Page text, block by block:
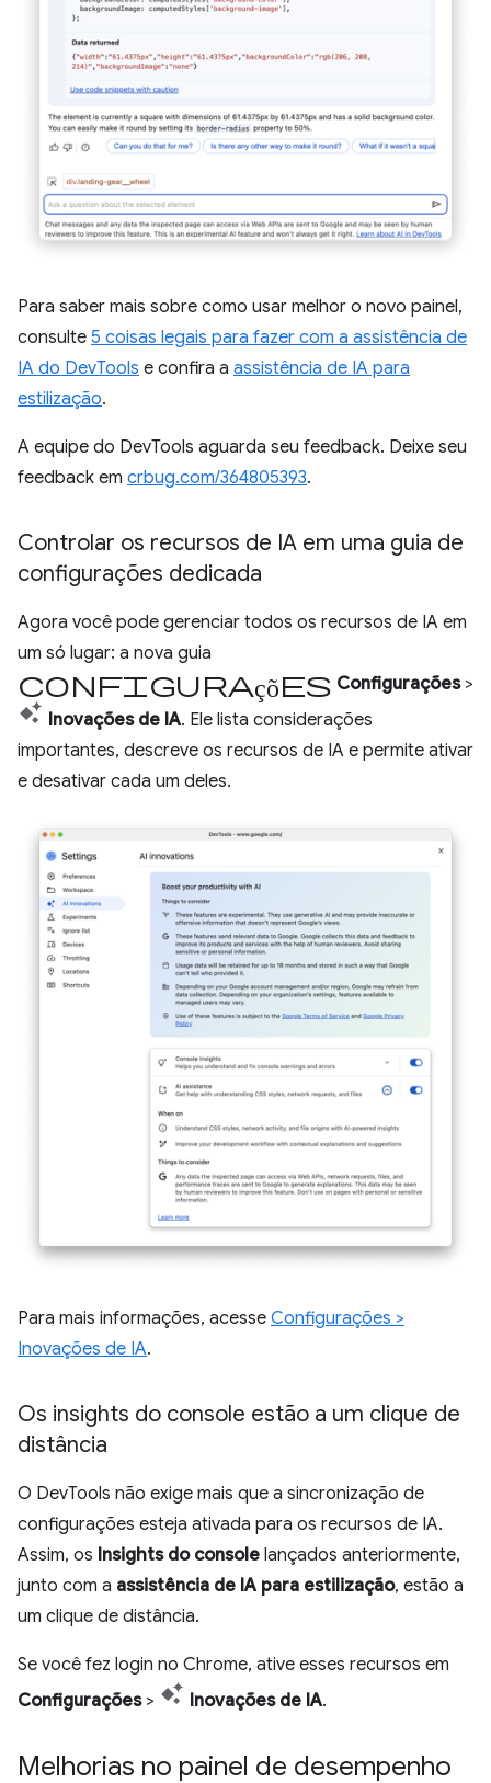
Para saber mais sobre como usar melhor o novo painel,
consulte 5 coisas legais para fazer com a assistência de
IA do DevTools e confira a assistência de IA para
estilização.
A equipe do DevTools aguarda seu feedback. Deixe seu
feedback em crbug.com/364805393.
Controlar os recursos de IA em uma guia de
configurações dedicada
Agora você pode gerenciar todos os recursos de IA em
um só lugar: a nova guia
Configurações Configurações>
Inovações de IA. Ele lista considerações
importantes, descreve os recursos de IA e permite ativar
e desativar cada um deles.
Para mais informações, acesse Configurações >
Inovações de IA.
Os insights do console estão a um clique de
distância
O DevTools não exige mais que a sincronização de
configurações esteja ativada para os recursos de IA.
Assim, os Insights do console lançados anteriormente,
junto com a assistência de IA para estilização, estão a
um clique de distância.
Se você fez login no Chrome, ative esses recursos em
Configurações> Inovações de IA.
Melhorias no painel de desempenho